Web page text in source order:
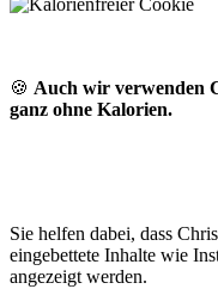
🍪 Auch wir verwenden
ganz ohne Kalorien.
Sie helfen dabei, dass
eingebettete Inhalte wie
angezeigt werden.